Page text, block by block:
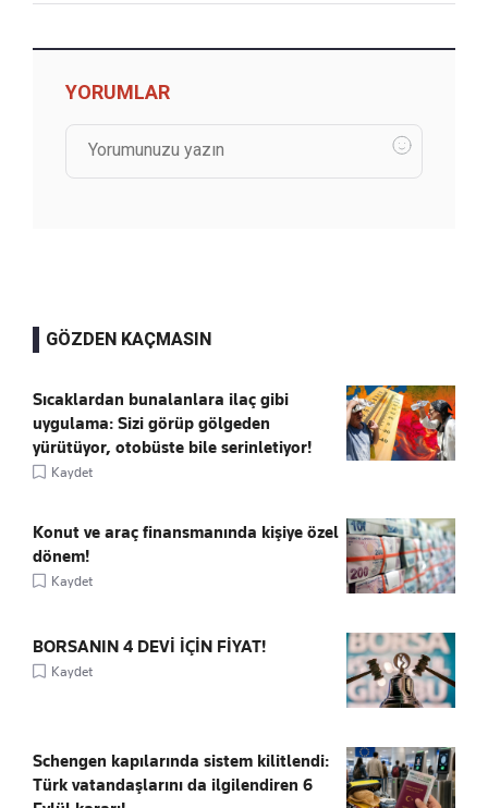
YORUMLAR
GÖZDEN KAÇMASIN
Sıcaklardan bunalanlara ilaç gibi
uygulama: Sizi görüp gölgeden
yürütüyor, otobüste bile serinletiyor!
Kaydet
Konut ve araç finansmanında kişiye özel
dönem!
Kaydet
BORSANIN 4 DEVİ İÇİN FİYAT!
Kaydet
Schengen kapılarında sistem kilitlendi:
Türk vatandaşlarını da ilgilendiren 6